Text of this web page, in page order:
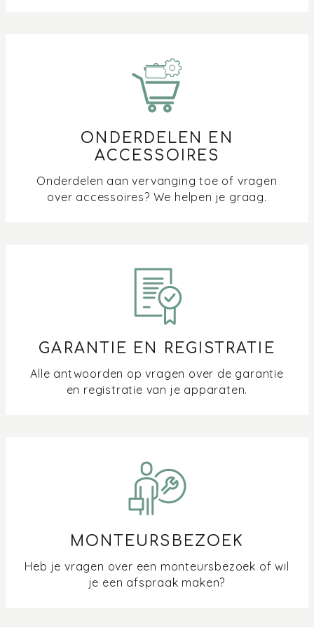
ONDERDELEN EN
ACCESSOIRES
Onderdelen aan vervanging toe of vragen
over accessoires? We helpen je graag.
GARANTIE EN REGISTRATIE
Alle antwoorden op vragen over de garantie
en registratie van je apparaten.
MONTEURSBEZOEK
Heb je vragen over een monteursbezoek of wil
je een afspraak maken?